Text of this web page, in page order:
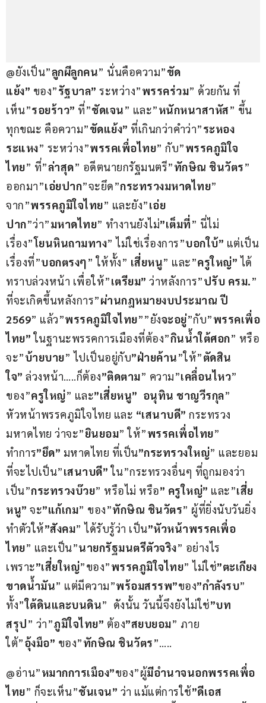
@ยังเป็น”ลูกผีลูกคน” นั่นคือความ”ขัด
แย้ง” ของ”รัฐบาล” ระหว่าง”พรรคร่วม” ด้วยกัน ที่
เห็น”รอยร้าว” ที่”ชัดเจน” และ”หนักหนาสาหัส” ขึ้น
ทุกขณะ คือความ”ขัดแย้ง” ที่เกินกว่าคำว่า”ระหอง
ระแหง” ระหว่าง”พรรคเพื่อไทย” กับ”พรรคภูมิใจ
ไทย” ที่”ล่าสุด” อดีตนายกรัฐมนตรี”ทักษิณ ชินวัตร”
ออกมา”เอ่ยปาก”จะยึด”กระทรวงมหาดไทย”
จาก”พรรคภูมิใจไทย” และยัง”เอ่ย
ปาก”ว่า”มหาดไทย” ทำงานยังไม่”เต็มที่” นี่ไม่
เรื่อง”โยนหินถามทาง” ไม่ใช่เรื่องการ”บอกใบ้” แต่เป็น
เรื่องที่”บอกตรงๆ” ให้ทั้ง” เสี่ยหนู” และ”ครูใหญ่” ได้
ทราบล่วงหน้า เพื่อให้”เตรียม” ว่าหลังการ”ปรับ ครม.”
ที่จะเกิดขึ้นหลังการ”ผ่านกฎหมายงบประมาณ ปี
2569” แล้ว”พรรคภูมิใจไทย””ยังจะอยู่”กับ”พรรคเพื่อ
ไทย” ในฐานะพรรคการเมืองที่ต้อง”กินน้ำใต้ศอก” หรือ
จะ”บ้ายบาย” ไปเป็นอยู่กับ”ฝ่ายค้าน”ให้”ตัดสิน
ใจ” ล่วงหน้า…..ก็ต้อง”ติดตาม” ความ”เคลื่อนไหว”
ของ”ครูใหญ่” และ”เสี่ยหนู”  อนุทิน ชาญวีรกุล”
หัวหน้าพรรคภูมิใจไทย และ “เสนาบดี” กระทรวง
มหาดไทย ว่าจะ”ยินยอม” ให้”พรรคเพื่อไทย”
ทำการ”ยึด” มหาดไทย ที่เป็น”กระทรวงใหญ่” และยอม
ที่จะไปเป็น”เสนาบดี” ใน”กระทรวงอื่นๆ ที่ถูกมองว่า
เป็น”กระทรวงบ๊วย” หรือไม่ หรือ” ครูใหญ่” และ”เสี่ย
หนู” จะ”แก้เกม” ของ”ทักษิณ ชินวัตร” ผู้ที่ยิ่งนับวันยิ่ง
ทำตัวให้”สังคม” ได้รับรู้ว่า เป็น”หัวหน้าพรรคเพื่อ
ไทย” และเป็น”นายกรัฐมนตรีตัวจริง” อย่างไร
เพราะ”เสี่ยใหญ่”ของ”พรรคภูมิใจไทย” ไม่ใช่”ตะเกียง
ขาดน้ำมัน” แต่มีความ”พร้อมสรรพ”ของ”กำลังรบ”
ทั้ง”ใต้ดินและบนดิน”  ดังนั้น วันนี้จึงยังไม่ใช่”บท
สรุป” ว่า”ภูมิใจไทย” ต้อง”สยบยอม” ภาย
ใต้”อุ้งมือ” ของ”ทักษิณ ชินวัตร”…..
@อ่าน”หมากการเมือง”ของ”ผู้มีอำนาจนอกพรรคเพื่อ
ไทย” ก็จะเห็น”ชันเจน” ว่า แม้แต่การใช้”ดีเอส